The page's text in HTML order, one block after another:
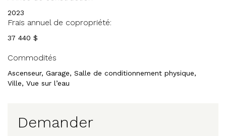
2023
Frais annuel de copropriété:
37 440 $
Commodités
Ascenseur, Garage, Salle de conditionnement physique,
Ville, Vue sur l’eau
Demander